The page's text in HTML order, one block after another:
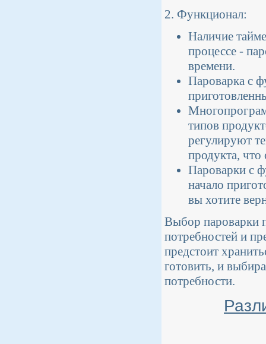
2. Функционал:
Наличие
процессе -
времени.
Пароварка с
типов
регулируют
продукта, что
Пароварки с
начало
вы хотите
Выбор пароварки
потребностей и
предстоит
готовить, и
потребности.